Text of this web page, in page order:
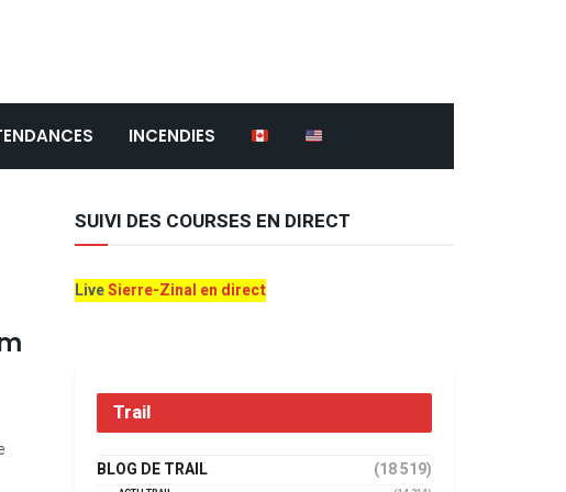
INCENDIES
SUIVI DES COURSES EN DIRECT
LiveSierre-Zinal en direct
Trail
BLOG DE TRAIL (18 519)